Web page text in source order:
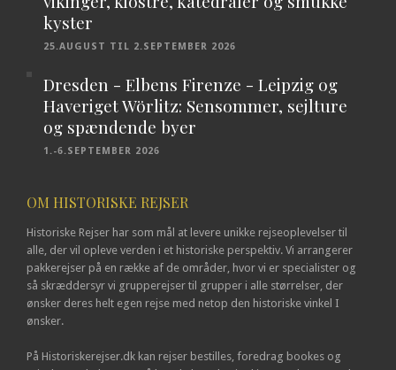
kyster
25.AUGUST TIL 2.SEPTEMBER 2026
Dresden - Elbens Firenze - Leipzig og
Haveriget Wörlitz: Sensommer, sejlture
og spændende byer
1.-6.SEPTEMBER 2026
OM HISTORISKE REJSER
Historiske Rejser har som mål at levere unikke rejseoplevelser til
alle, der vil opleve verden i et historiske perspektiv. Vi arrangerer
pakkerejser på en række af de områder, hvor vi er specialister og
så skræddersyr vi grupperejser til grupper i alle størrelser, der
ønsker deres helt egen rejse med netop den historiske vinkel I
ønsker.
På Historiskerejser.dk kan rejser bestilles, foredrag bookes og